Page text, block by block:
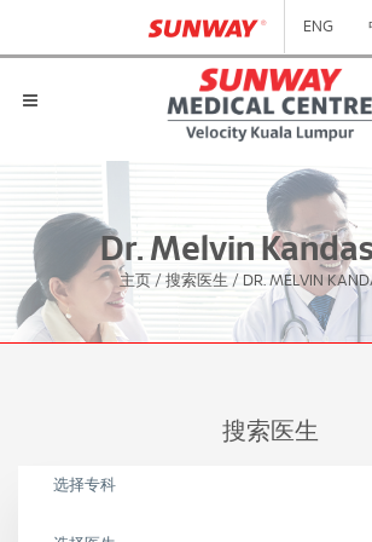
ENG
Dr. Melvin
主页 / 搜索医生 / DR. MELVIN
搜索医生